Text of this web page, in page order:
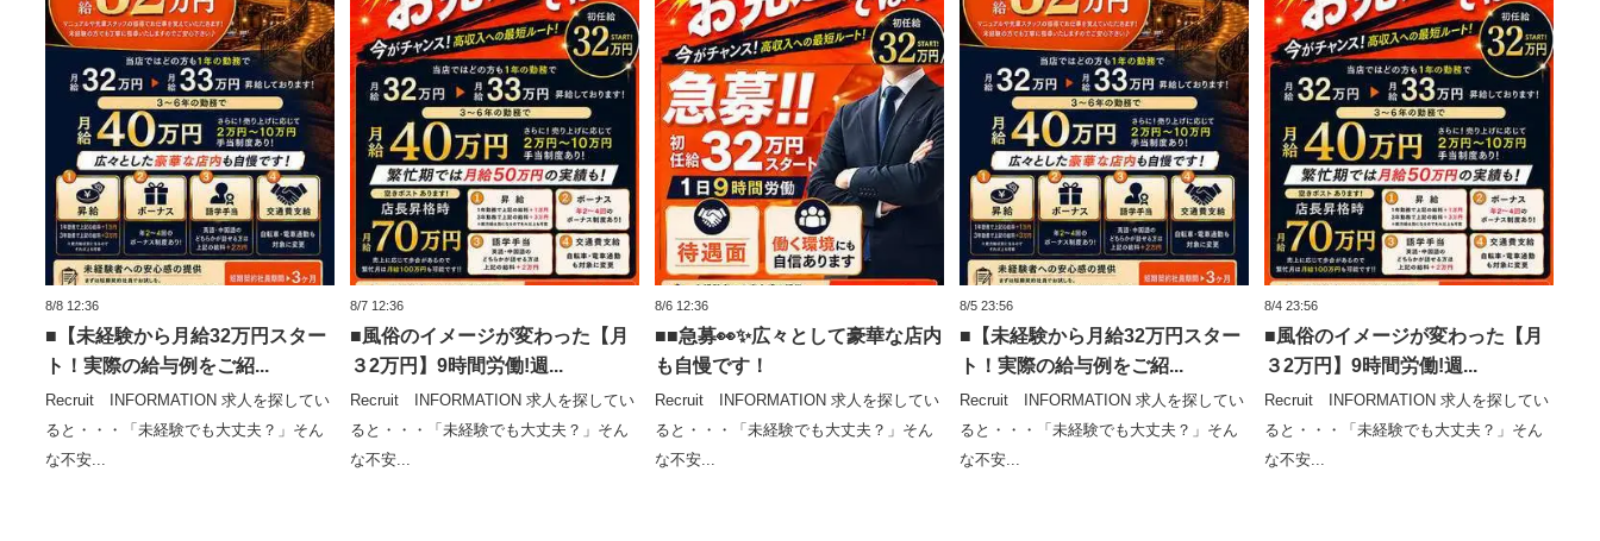
8/8 12:36
■【未経験から月給32万円スター
ト！実際の給与例をご紹...
Recruit INFORMATION 求人を探してい
ると・・・「未経験でも大丈夫？」そん
な不安...
8/7 12:36
■風俗のイメージが変わった【月
３2万円】9時間労働!週...
Recruit INFORMATION 求人を探してい
ると・・・「未経験でも大丈夫？」そん
な不安...
8/6 12:36
■■急募👀✨広々として豪華な店内
も自慢です！
Recruit INFORMATION 求人を探してい
ると・・・「未経験でも大丈夫？」そん
な不安...
8/5 23:56
■【未経験から月給32万円スター
ト！実際の給与例をご紹...
Recruit INFORMATION 求人を探してい
ると・・・「未経験でも大丈夫？」そん
な不安...
8/4 23:56
■風俗のイメージが変わった【月
３2万円】9時間労働!週...
Recruit INFORMATION 求人を探してい
ると・・・「未経験でも大丈夫？」そん
な不安...